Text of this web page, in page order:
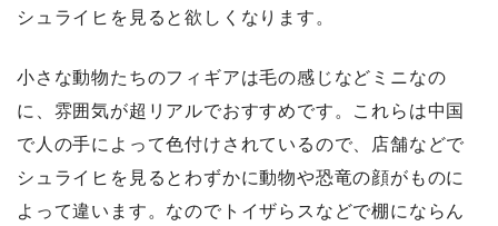
シュライヒを見ると欲しくなります。
小さな動物たちのフィギアは毛の感じなどミニなの
に、雰囲気が超リアルでおすすめです。これらは中国
で人の手によって色付けされているので、店舗などで
シュライヒを見るとわずかに動物や恐竜の顔がものに
よって違います。なのでトイザらスなどで棚にならん